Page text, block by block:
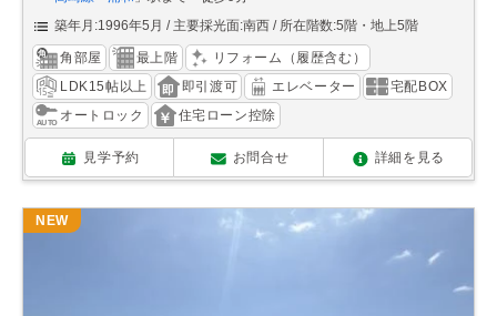
築年月:1996年5月
主要採光面:南西 所在階数:5階・地上5階
角部屋 最上階
リフォーム（履歴含む）
LDK15帖以上
即引渡可 エレベーター
宅配BOX
オートロック
住宅ローン控除
見学予約 お問合せ 詳細を見る
NEW